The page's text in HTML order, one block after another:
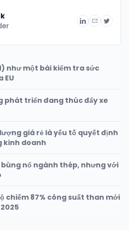
như một bài kiểm tra sức
EU
phát triển đang thúc đẩy xe
giá rẻ là yếu tố quyết định
kinh doanh
nổ ngành thép, nhưng với
chiếm 87% công suất than mới